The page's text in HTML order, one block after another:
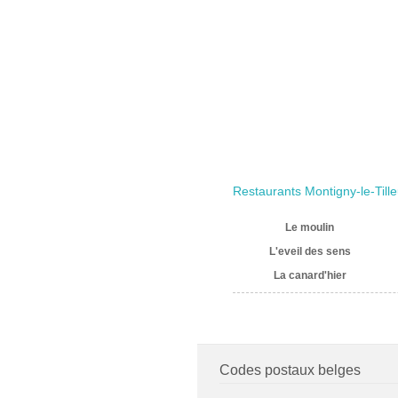
Restaurants Montigny-le-
Le moulin
L'eveil des sens
La canard'hier
Codes postaux belges